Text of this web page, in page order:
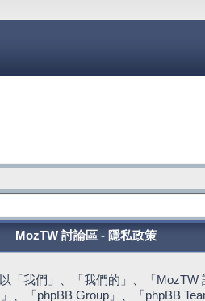
MozTW 討論區 - 隱私政策
我們」、「我們的」、「
、「phpBB Group」、「phpBB